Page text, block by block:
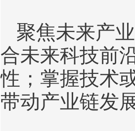
聚焦未来产
合未来科技前
性；掌握技术
带动产业链发